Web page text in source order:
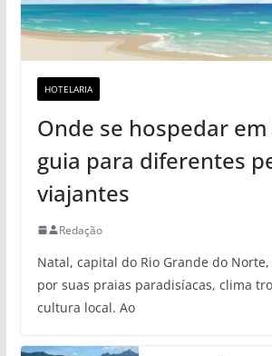
HOTELARIA
Onde se hospedar
guia para diferentes
viajantes
Redação
Natal, capital do Rio Grande do
por suas praias paradisíacas, clima
cultura local. Ao